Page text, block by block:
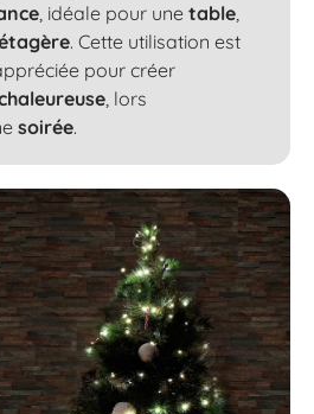
, idéale pour une table,
. Cette utilisation est
pour créer
, lors
soirée.